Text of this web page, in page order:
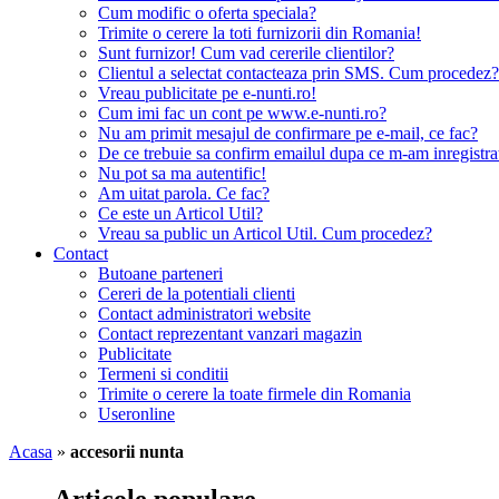
Cum modific o oferta speciala?
Trimite o cerere la toti furnizorii din Romania!
Sunt furnizor! Cum vad cererile clientilor?
Clientul a selectat contacteaza prin SMS. Cum procedez?
Vreau publicitate pe e-nunti.ro!
Cum imi fac un cont pe www.e-nunti.ro?
Nu am primit mesajul de confirmare pe e-mail, ce fac?
De ce trebuie sa confirm emailul dupa ce m-am
Nu pot sa ma autentific!
Am uitat parola. Ce fac?
Ce este un Articol Util?
Vreau sa public un Articol Util. Cum procedez?
Contact
Butoane parteneri
Cereri de la potentiali clienti
Contact administratori website
Contact reprezentant vanzari magazin
Publicitate
Termeni si conditii
Trimite o cerere la toate firmele din Romania
Useronline
Acasa » accesorii nunta